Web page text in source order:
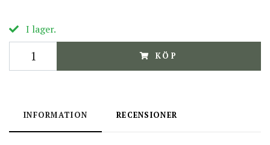
I lager.
KÖP
INFORMATION RECENSIONER